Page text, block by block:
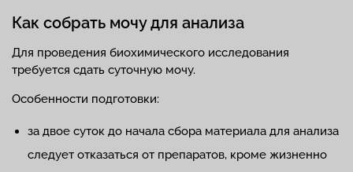
Как собрать мочу для анализа
Для проведения биохимического исследования
требуется сдать суточную мочу.
Особенности подготовки:
за двое суток до начала сбора материала для анализа
следует отказаться от препаратов, кроме жизненно